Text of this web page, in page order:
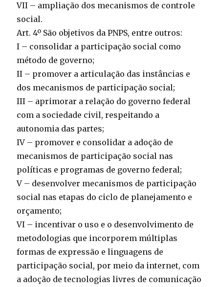
VII – ampliação dos mecanismos de controle
social.
Art. 4º São objetivos da PNPS, entre outros:
I – consolidar a participação social como
método de governo;
II – promover a articulação das instâncias e
dos mecanismos de participação social;
III – aprimorar a relação do governo federal
com a sociedade civil, respeitando a
autonomia das partes;
IV – promover e consolidar a adoção de
mecanismos de participação social nas
políticas e programas de governo federal;
V – desenvolver mecanismos de participação
social nas etapas do ciclo de planejamento e
orçamento;
VI – incentivar o uso e o desenvolvimento de
metodologias que incorporem múltiplas
formas de expressão e linguagens de
participação social, por meio da internet, com
a adoção de tecnologias livres de comunicação